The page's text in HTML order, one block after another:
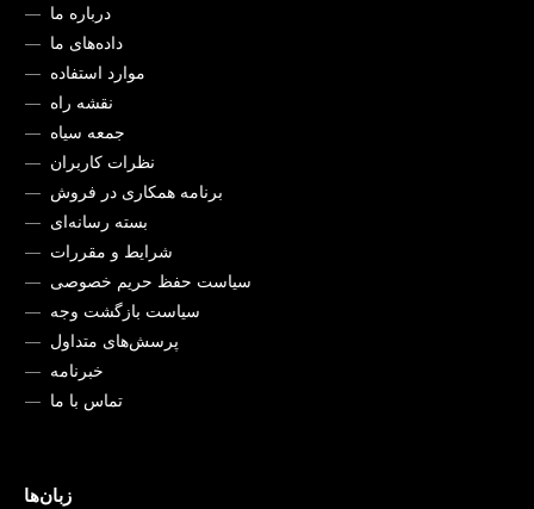
درباره ما
داده‌های ما
موارد استفاده
نقشه راه
جمعه سیاه
نظرات کاربران
برنامه همکاری در فروش
بسته رسانه‌ای
شرایط و مقررات
سیاست حفظ حریم خصوصی
سیاست بازگشت وجه
پرسش‌های متداول
خبرنامه
تماس با ما
زبان‌ها